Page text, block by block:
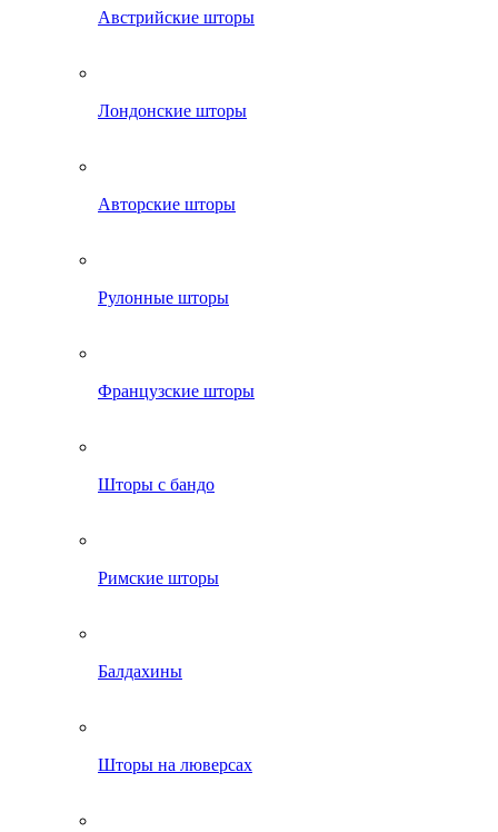
Австрийские шторы
Лондонские шторы
Авторские шторы
Рулонные шторы
Французские шторы
Шторы с бандо
Римские шторы
Балдахины
Шторы на люверсах